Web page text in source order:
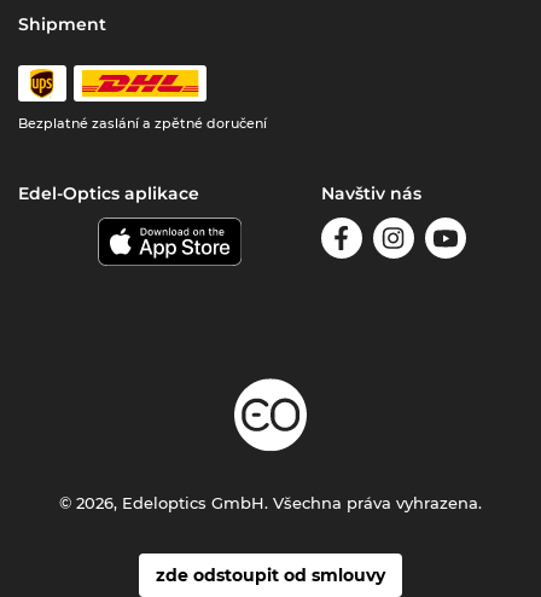
Shipment
Bezplatné zaslání a zpětné doručení
Edel-Optics aplikace Navštiv nás
zde odstoupit od smlouvy
© 2026, Edeloptics GmbH. Všechna práva vyhrazena.